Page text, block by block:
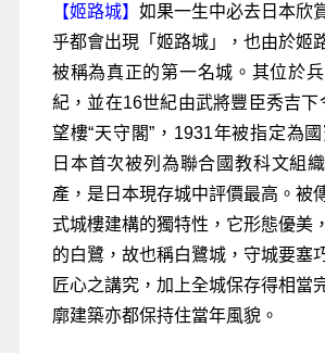
【姬路城】 如果一生中必去日本欣
乎都會出現「姬路城」，也由於姬
被稱為真正的第一名城。其位於
紀，並在16世紀由武將豐臣秀吉下
望樓“天守閣”，1931年被指定為
日本首次被列為聯合國教科文組
產，是日本現存城中評價最高。被
式城樓建構的獨特性，它形態優美
的白鷺，故也稱白鷺城，守城要塞
匠心之講究，加上全城保存得相當
廓建築亦都保持住當年風貌。